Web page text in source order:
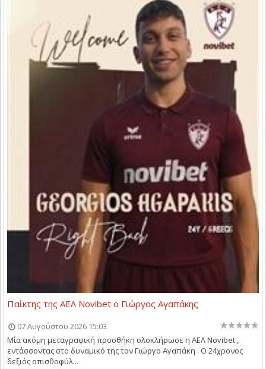
Παίκτης της ΑΕΛ Novibet ο Γιώργος Αγαπάκης
07 Αυγούστου 2026 15:03
Μία ακόμη μεταγραφική προσθήκη ολοκλήρωσε η ΑΕΛ Novibet ,
εντάσσοντας στο δυναμικό της τον Γιώργο Αγαπάκη . Ο 24χρονος
δεξιός οπισθοφύλ...